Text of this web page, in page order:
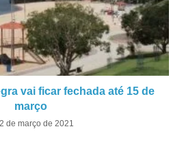
vai ficar fechada até 15 de
março
2 de março de 2021